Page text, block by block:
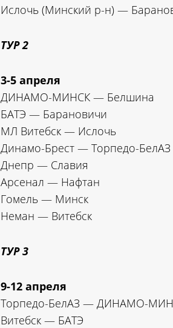
Ислочь (Минский р-н) —
ТУР 2
3-5 апреля
ДИНАМО-МИНСК — Белшина
БАТЭ — Барановичи
МЛ Витебск — Ислочь
Динамо-Брест — Торпедо-БелАЗ
Днепр — Славия
Арсенал — Нафтан
Гомель — Минск
Неман — Витебск
ТУР 3
9-12 апреля
Торпедо-БелАЗ — ДИНАМО-
Витебск — БАТЭ